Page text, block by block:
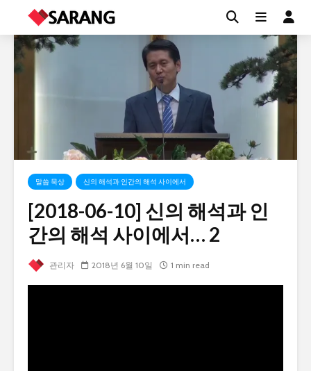
말씀 묵상 신의 해석과 인간의 해석 사이에서
[2018-06-10] 신의 해석과 인
간의 해석 사이에서… 2
관리자 2018년 6월 10일 1 min read